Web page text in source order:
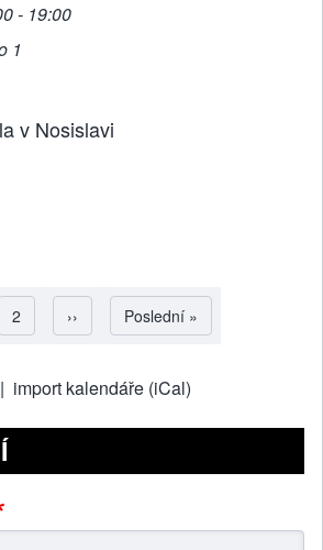
- 19:00
1
v Nosislavi
Pagination
stránka
Strana
2 Následující stránka
›› Poslední stránka
Poslední »
import kalendáře (iCal)